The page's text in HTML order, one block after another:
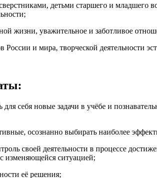
детьми старшего и младшего
жизни, уважительное и заботливое
и мира, творческой деятельности
себя новые задачи в учёбе и
осознанно выбирать наиболее
своей деятельности в процессе
изменяющейся ситуацией;
её решения;